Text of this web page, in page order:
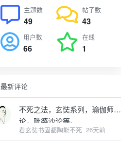
主题数
49
帖子数
43
用户数
66
在线
1
最新评论
不死之法，玄奘系列，瑜伽师地
论，毗婆沙论等。
看玄奘书固都陶能不死 26天前